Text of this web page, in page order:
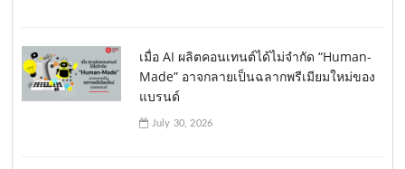
เมื่อ AI ผลิตคอนเทนต์ได้ไม่จำกัด “Human-
Made” อาจกลายเป็นฉลากพรีเมียมใหม่ของ
แบรนด์
July 30, 2026